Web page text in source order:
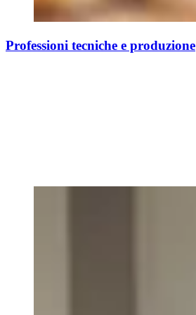
Professioni tecniche e produzione